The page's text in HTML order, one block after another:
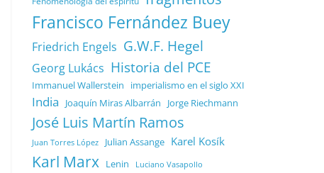
Francisco Fernández Buey
Friedrich Engels G.W.F. Hegel
Georg Lukács Historia del PCE
Immanuel Wallerstein imperialismo en el siglo XXI
India Joaquín Miras Albarrán Jorge Riechmann
José Luis Martín Ramos
Juan Torres López Julian Assange Karel Kosík
Karl Marx Lenin Luciano Vasapollo